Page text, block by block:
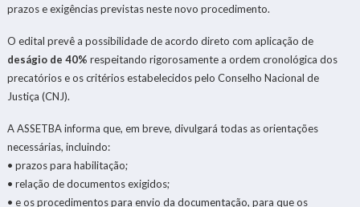
prazos e exigências previstas neste novo procedimento.
O edital prevê a possibilidade de acordo direto com aplicação de
deságio de 40% respeitando rigorosamente a ordem cronológica dos
precatórios e os critérios estabelecidos pelo Conselho Nacional de
Justiça (CNJ).
A ASSETBA informa que, em breve, divulgará todas as orientações
necessárias, incluindo:
• prazos para habilitação;
• relação de documentos exigidos;
• e os procedimentos para envio da documentação, para que os